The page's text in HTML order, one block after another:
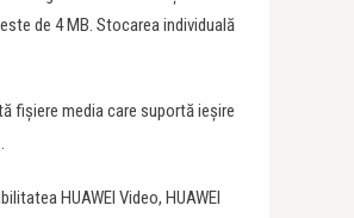
de 4 MB. Stocarea individuală
fișiere media care suportă ieșire
HUAWEI Video, HUAWEI